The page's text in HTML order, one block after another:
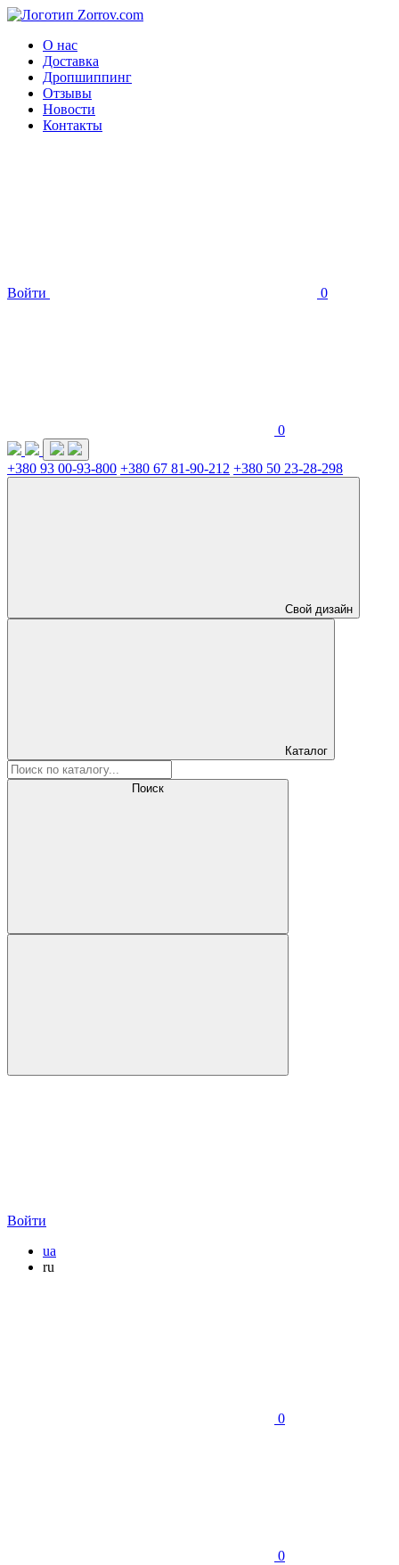
О нас
Доставка
Дропшиппинг
Отзывы
Новости
Контакты
Войти 0
0
+380 93 00-93-800 +380 67 81-90-212 +380 50 23-28-298
Свой дизайн
Каталог
Поиск
Войти
ua
ru
0
0